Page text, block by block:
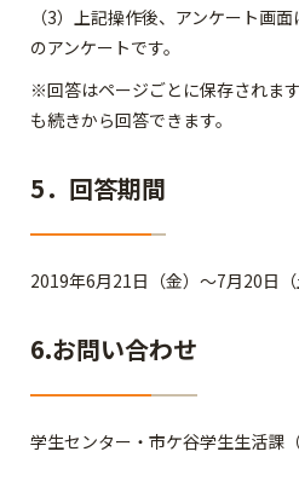
（3）上記操作後、アンケート画
のアンケートです。
※回答はページごとに保存されま
も続きから回答できます。
5．回答期間
2019年6月21日（金）～7月20日（
6.お問い合わせ
学生センター・市ケ谷学生生活課